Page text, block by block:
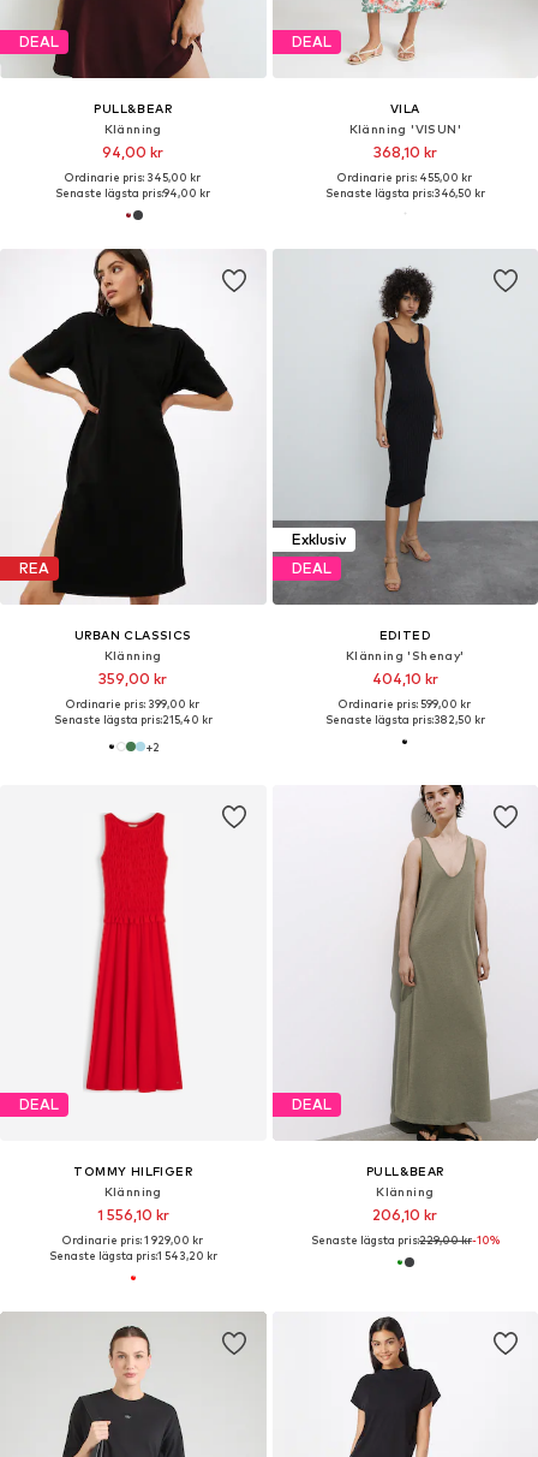
DEAL
PULL&BEAR
Klänning
94,00 kr
Ordinarie pris: 345,00 kr
Senaste lägsta pris:94,00 kr
DEAL
VILA
Klänning 'VISUN'
368,10 kr
Ordinarie pris: 455,00 kr
Senaste lägsta pris:346,50 kr
REA
URBAN CLASSICS
Klänning
359,00 kr
Ordinarie pris: 399,00 kr
Senaste lägsta pris:215,40 kr
+2
Exklusiv
DEAL
EDITED
Klänning 'Shenay'
404,10 kr
Ordinarie pris: 599,00 kr
Senaste lägsta pris:382,50 kr
DEAL
TOMMY HILFIGER
Klänning
1 556,10 kr
Ordinarie pris: 1 929,00 kr
Senaste lägsta pris:1 543,20 kr
DEAL
PULL&BEAR
Klänning
206,10 kr
Senaste lägsta pris:229,00 kr-10%